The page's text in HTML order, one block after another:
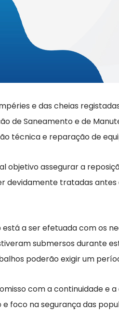
e das cheias
de Saneamento e de
técnica e reparação de
objetivo assegurar a
devidamente tratadas
a ser efetuada com os
submersos durante
poderão exigir um
com a continuidade e
foco na segurança das